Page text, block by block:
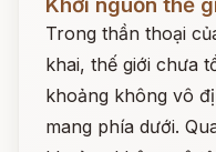
Trong thần thoại
khai, thế giới chưa
khoảng không vô
mang phía dưới.